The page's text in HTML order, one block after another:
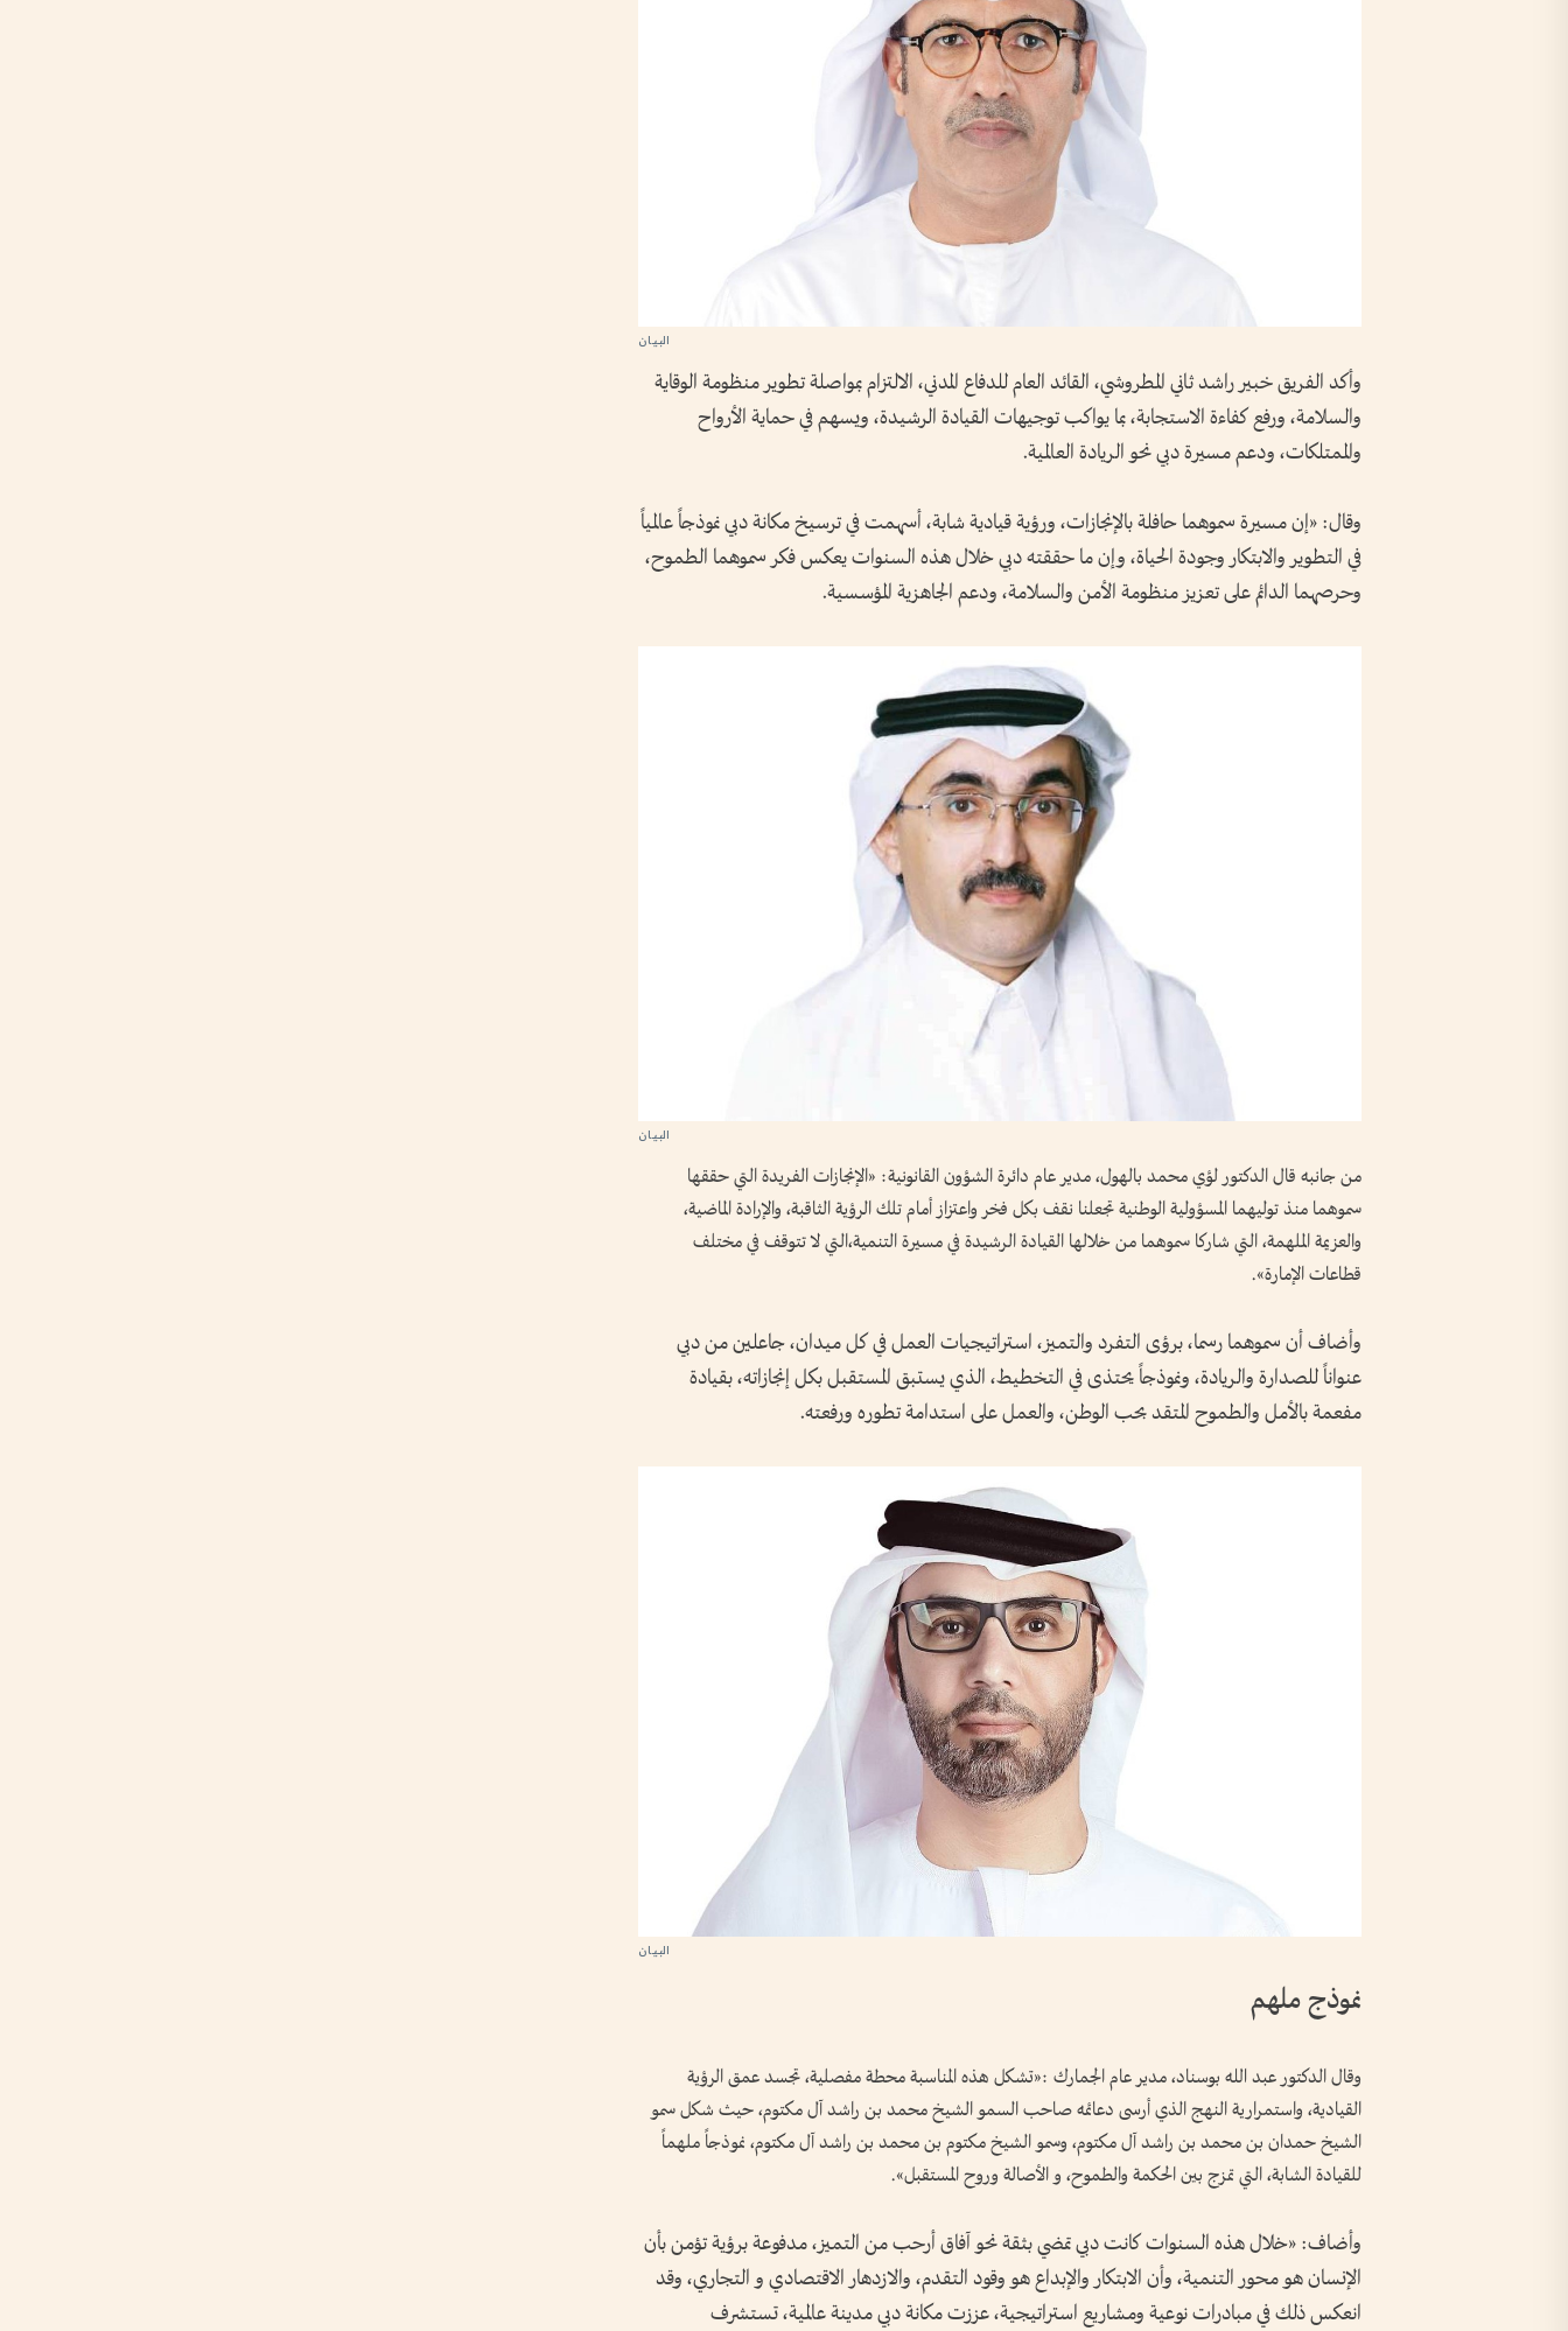
وأكد الفريق خبير راشد ثاني المطروشي، القائد العام للدفاع المدني، الالتزام بمواصلة تطوير منظومة الوقاية
والسلامة، ورفع كفاءة الاستجابة، بما يواكب توجيهات القيادة الرشيدة، ويسهم في حماية الأرواح
والممتلكات، ودعم مسيرة دبي نحو الريادة العالمية.
وقال: «إن مسيرة سموهما حافلة بالإنجازات، ورؤية قيادية شابة، أسهمت في ترسيخ مكانة دبي نموذجاً عالمياً
في التطوير والابتكار وجودة الحياة، وإن ما حققته دبي خلال هذه السنوات يعكس فكر سموهما الطموح،
وحرصهما الدائم على تعزيز منظومة الأمن والسلامة، ودعم الجاهزية المؤسسية.
من جانبه قال الدكتور لؤي محمد بالهول، مدير عام دائرة الشؤون القانونية: «الإنجازات الفريدة التي حققها
سموهما منذ توليهما المسؤولية الوطنية تجعلنا نقف بكل فخر واعتزاز أمام تلك الرؤية الثاقبة، والإرادة الماضية،
والعزيمة الملهمة، التي شاركا سموهما من خلالها القيادة الرشيدة في مسيرة التنمية،التي لا تتوقف في مختلف
قطاعات الإمارة».
وأضاف أن سموهما رسما، برؤى التفرد والتميز، استراتيجيات العمل في كل ميدان، جاعلين من دبي
عنواناً للصدارة والريادة، ونموذجاً يحتذى في التخطيط، الذي يستبق المستقبل بكل إنجازاته، بقيادة
مفعمة بالأمل والطموح المتقد بحب الوطن، والعمل على استدامة تطوره ورفعته.
نموذج ملهم
وقال الدكتور عبد الله بوسناد، مدير عام الجمارك :«تشكل هذه المناسبة محطة مفصلية، تجسد عمق الرؤية
القيادية، واستمرارية النهج الذي أرسى دعائمه صاحب السمو الشيخ محمد بن راشد آل مكتوم، حيث شكل سمو
الشيخ حمدان بن محمد بن راشد آل مكتوم، وسمو الشيخ مكتوم بن محمد بن راشد آل مكتوم، نموذجاً ملهماً
للقيادة الشابة، التي تمزج بين الحكمة والطموح، و الأصالة وروح المستقبل».
وأضاف: «خلال هذه السنوات كانت دبي تمضي بثقة نحو آفاق أرحب من التميز، مدفوعة برؤية تؤمن بأن
الإنسان هو محور التنمية، وأن الابتكار والإبداع هو وقود التقدم، والازدهار الاقتصادي و التجاري، وقد
انعكس ذلك في مبادرات نوعية ومشاريع استراتيجية، عززت مكانة دبي مدينة عالمية، تستشرف